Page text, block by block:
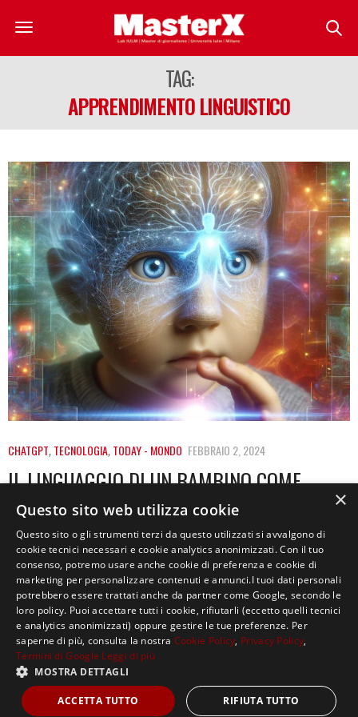
TAG:
APPRENDIMENTO LINGUISTICO
CHATGPT,TECNOLOGIA,TODAY - MONDO FEBBRAIO 2, 2024
IL LINGUAGGIO DI UN BAMBINO COME
MODELLO PER LA AI
Le intelligenze artificiali (AI) interpretano il linguaggio
con estrema efficacia se addestrate attraverso il punto
di…
Copyright ©2021, MASTERX Tutti i diritti riservati.
×
Questo sito web utilizza cookie
Questo sito o gli strumenti terzi da questo utilizzati si avvalgono di
cookie tecnici necessari e cookie analytics anonimizzati. Con il tuo
consenso, potremo usare anche cookie di preferenza e cookie di
marketing per personalizzare contenuti e annunci.I tuoi dati personali
potrebbero essere trattati anche da partner come Google, secondo le
loro policy. Puoi accettare tutti i cookie, rifiutarli (eccetto quelli tecnici
e analytics anonimizzati) oppure gestire le tue preferenze. Per
saperne di più, consulta la nostra Cookie Policy, Privacy Policy,
Termini di Google Leggi di più
MOSTRA DETTAGLI
ACCETTA TUTTO RIFIUTA TUTTO